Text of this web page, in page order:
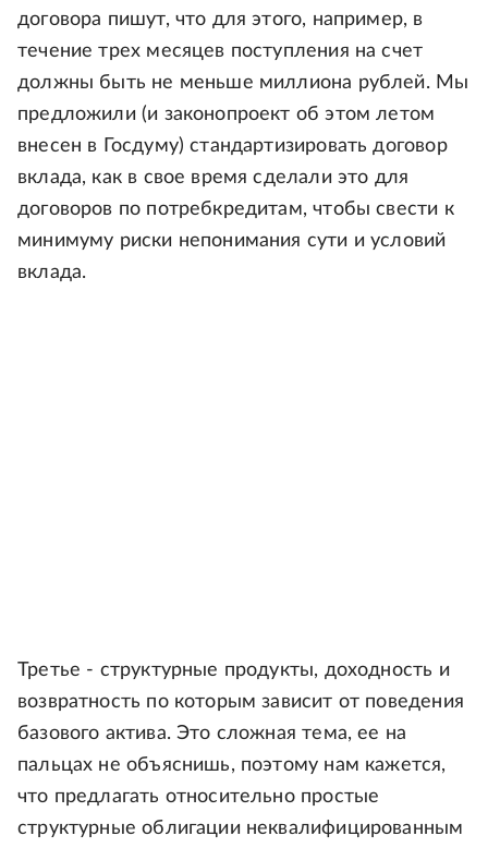
договора пишут, что для этого, например, в
течение трех месяцев поступления на счет
должны быть не меньше миллиона рублей. Мы
предложили (и законопроект об этом летом
внесен в Госдуму) стандартизировать договор
вклада, как в свое время сделали это для
договоров по потребкредитам, чтобы свести к
минимуму риски непонимания сути и условий
вклада.
Третье - структурные продукты, доходность и
возвратность по которым зависит от поведения
базового актива. Это сложная тема, ее на
пальцах не объяснишь, поэтому нам кажется,
что предлагать относительно простые
структурные облигации неквалифицированным